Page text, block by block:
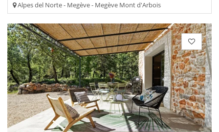
Alpes del Norte - Megève - Megève Mont d'Arbois